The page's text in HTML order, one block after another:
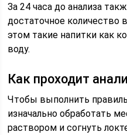
За 24 часа до анализа
достаточное количество
этом такие напитки как
воду.
Как проходит
Чтобы выполнить
изначально обработать
раствором и согнуть